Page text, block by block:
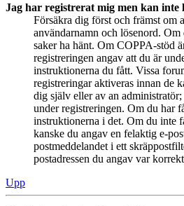
Jag har registrerat mig men kan inte
Försäkra dig först och främst om
användarnamn och lösenord. Om
saker ha hänt. Om COPPA-stöd
registreringen angav att du är
instruktionerna du fått. Vissa
registreringar aktiveras innan de
dig själv eller av an
under registreringen. Om du har
instruktionerna i det. Om du inte
kanske du angav en felaktig e-
postmeddelandet i ett
postadressen du angav var
Upp